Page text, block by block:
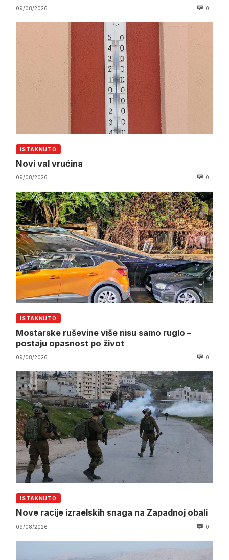
09/08/2026 0
ISTAKNUTO
Novi val vrućina
09/08/2026 0
ISTAKNUTO
Mostarske ruševine više nisu samo ruglo –
postaju opasnost po život
09/08/2026 0
ISTAKNUTO
Nove racije izraelskih snaga na Zapadnoj obali
09/08/2026 0